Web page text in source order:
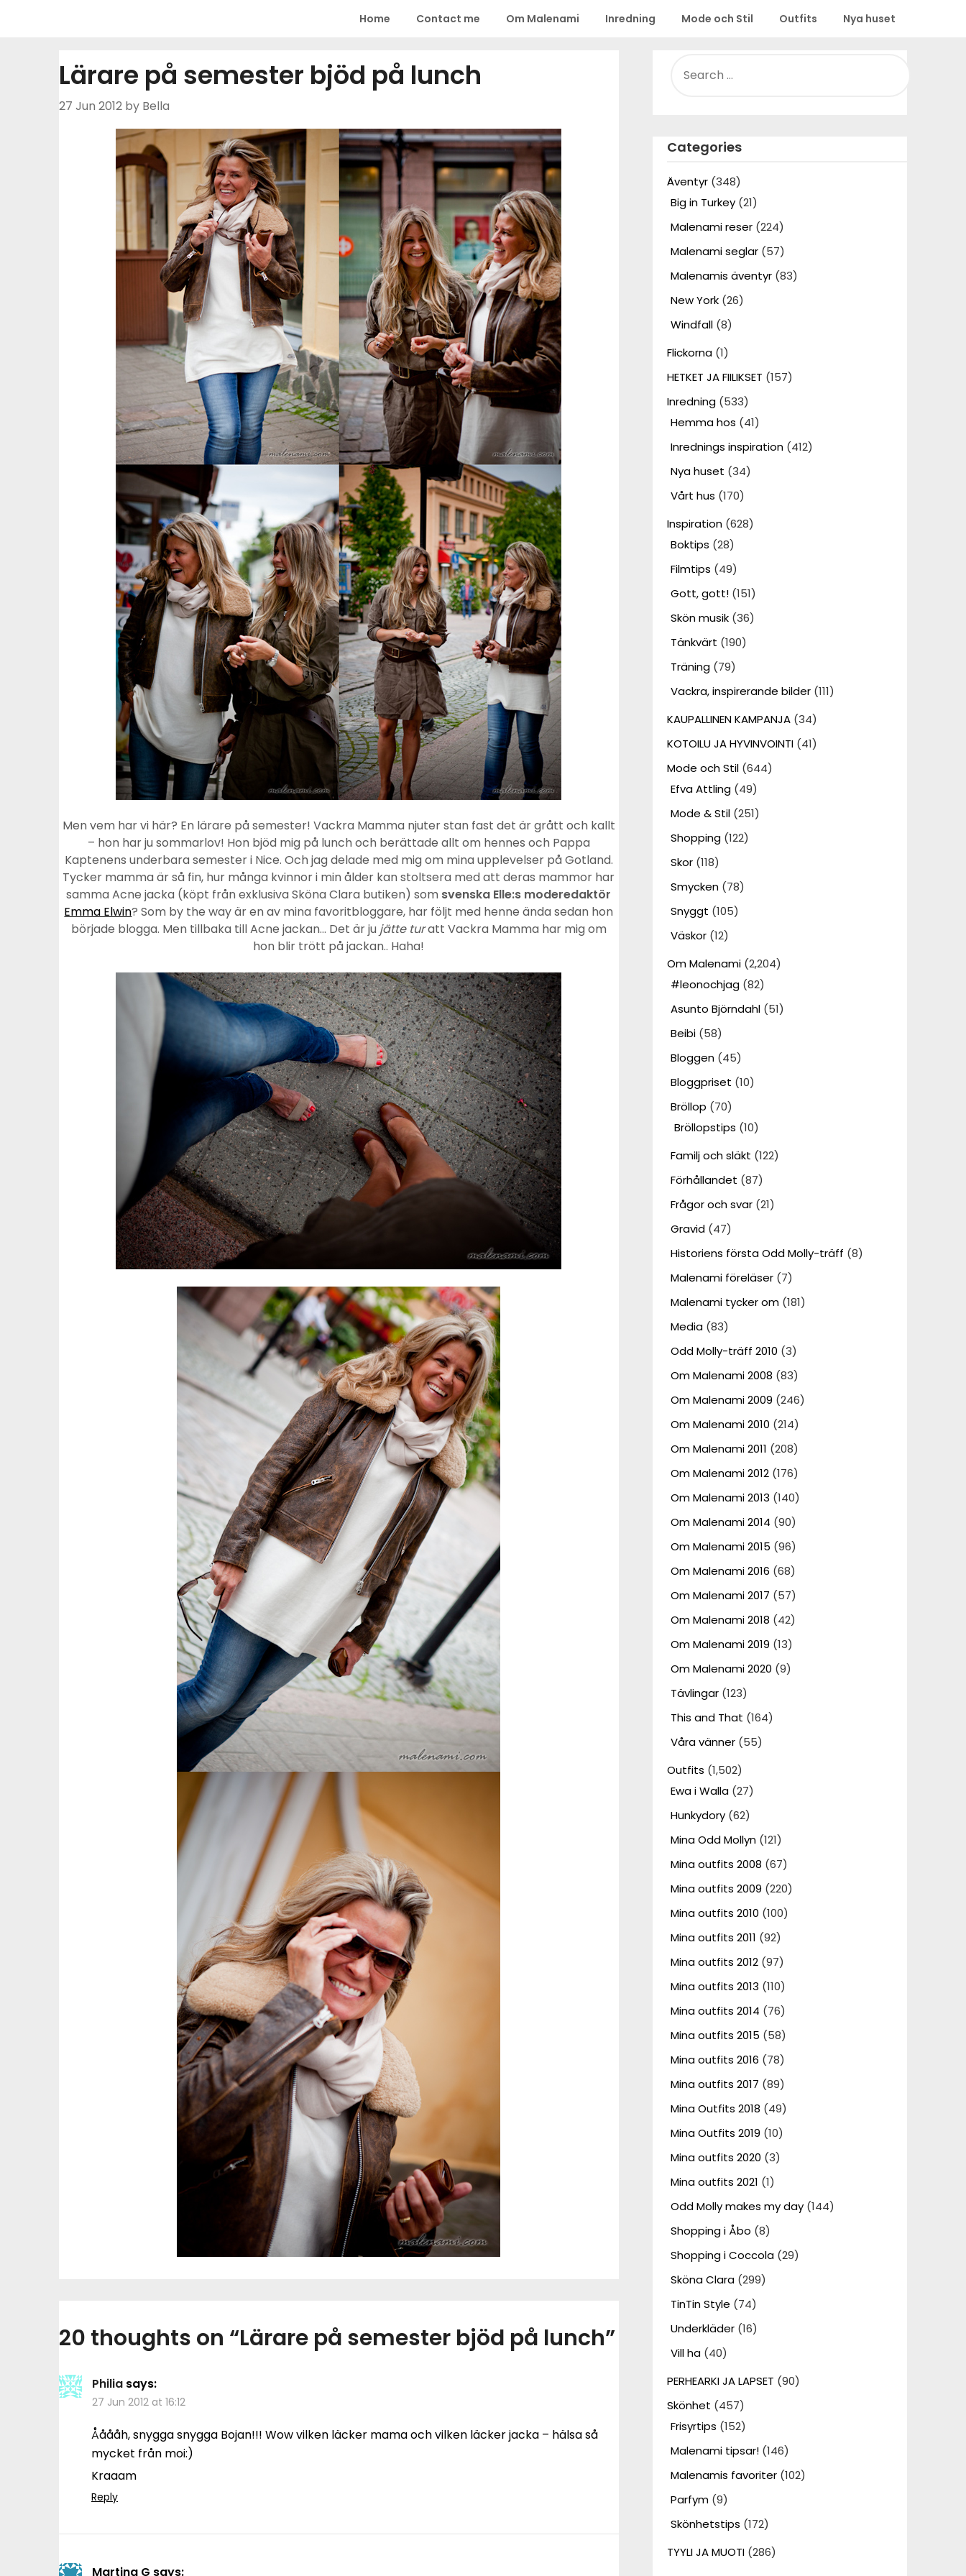
Home Contact me Om Malenami Inredning Mode och Stil Outfits Nya huset
Lärare på semester bjöd på lunch
27 Jun 2012 by Bella
Men vem har vi här? En lärare på semester! Vackra Mamma njuter stan fast det är grått och kallt
– hon har ju sommarlov! Hon bjöd mig på lunch och berättade allt om hennes och Pappa
Kaptenens underbara semester i Nice. Och jag delade med mig om mina upplevelser på Gotland.
Tycker mamma är så fin, hur många kvinnor i min ålder kan stoltsera med att deras mammor har
samma Acne jacka (köpt från exklusiva Sköna Clara butiken) som svenska Elle:s moderedaktör
Emma Elwin? Som by the way är en av mina favoritbloggare, har följt med henne ända sedan hon
började blogga. Men tillbaka till Acne jackan… Det är ju jätte turatt Vackra Mamma har mig om
hon blir trött på jackan.. Haha!
20 thoughts on “Lärare på semester bjöd på lunch”
Philia says:
27 Jun 2012 at 16:12
Ååååh, snygga snygga Bojan!!! Wow vilken läcker mama och vilken läcker jacka – hälsa så
mycket från moi:)
Kraaam
Reply
Martina G says:
FOR:
Categories
Äventyr(348)
Big in Turkey(21)
Malenami reser(224)
Malenami seglar(57)
Malenamis äventyr(83)
New York(26)
Windfall(8)
Flickorna(1)
HETKET JA FIILIKSET (157)
Inredning(533)
Hemma hos (41)
Inrednings inspiration(412)
Nya huset (34)
Vårt hus (170)
Inspiration(628)
Boktips (28)
Filmtips (49)
Gott, gott!(151)
Skön musik(36)
Tänkvärt (190)
Träning(79)
Vackra, inspirerande bilder(111)
KAUPALLINEN KAMPANJA(34)
KOTOILU JA HYVINVOINTI(41)
Mode och Stil(644)
Efva Attling(49)
Mode & Stil(251)
Shopping(122)
Skor(118)
Smycken(78)
Snyggt (105)
Väskor(12)
Om Malenami(2,204)
#leonochjag(82)
Asunto Björndahl(51)
Beibi(58)
Bloggen(45)
Bloggpriset (10)
Bröllop (70)
Bröllopstips (10)
Familj och släkt (122)
Förhållandet (87)
Frågor och svar(21)
Gravid(47)
Historiens första Odd Molly-träff (8)
Malenami föreläser(7)
Malenami tycker om(181)
Media(83)
Odd Molly-träff 2010 (3)
Om Malenami 2008 (83)
Om Malenami 2009 (246)
Om Malenami 2010 (214)
Om Malenami 2011 (208)
Om Malenami 2012(176)
Om Malenami 2013 (140)
Om Malenami 2014 (90)
Om Malenami 2015 (96)
Om Malenami 2016 (68)
Om Malenami 2017 (57)
Om Malenami 2018 (42)
Om Malenami 2019 (13)
Om Malenami 2020 (9)
Tävlingar(123)
This and That (164)
Våra vänner(55)
Outfits (1,502)
Ewa i Walla(27)
Hunkydory(62)
Mina Odd Mollyn(121)
Mina outfits 2008 (67)
Mina outfits 2009 (220)
Mina outfits 2010 (100)
Mina outfits 2011 (92)
Mina outfits 2012(97)
Mina outfits 2013 (110)
Mina outfits 2014 (76)
Mina outfits 2015 (58)
Mina outfits 2016 (78)
Mina outfits 2017 (89)
Mina Outfits 2018 (49)
Mina Outfits 2019 (10)
Mina outfits 2020 (3)
Mina outfits 2021 (1)
Odd Molly makes my day(144)
Shopping i Åbo (8)
Shopping i Coccola(29)
Sköna Clara(299)
TinTin Style (74)
Underkläder(16)
Vill ha(40)
PERHEARKI JA LAPSET (90)
Skönhet (457)
Frisyrtips (152)
Malenami tipsar!(146)
Malenamis favoriter(102)
Parfym(9)
Skönhetstips (172)
TYYLI JA MUOTI(286)